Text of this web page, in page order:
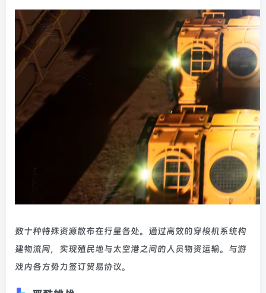
数十种特殊资源散布在行星各处。通过高效的穿梭机系统构
建物流网，实现殖民地与太空港之间的人员物资运输。与游
戏内各方势力签订贸易协议。